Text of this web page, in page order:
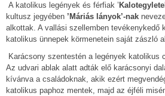
A katolikus legények és férfiak ’
kultusz jegyében ’Máriás lányok’-nak
alkottak. A vallási szellemben tevékenykedő
katolikus ünnepek körmenetein saját zászló
Karácsony szentestén a legények katolikus
Az udvari ablak alatt adták elő karácsonyi
kívánva a családoknak, akik ezért
katolikus paphoz mentek, majd az éjféli